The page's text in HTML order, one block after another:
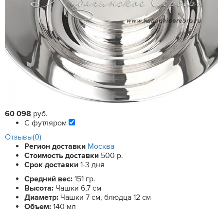
60 098 руб.
С футляром
Отзывы(0)
Регион доставки Москва
Стоимость доставки 500 р.
Срок доставки 1-3 дня
Средний вес: 151 гр.
Высота: Чашки 6,7 см
Диаметр: Чашки 7 см, блюдца 12 см
Объем: 140 мл